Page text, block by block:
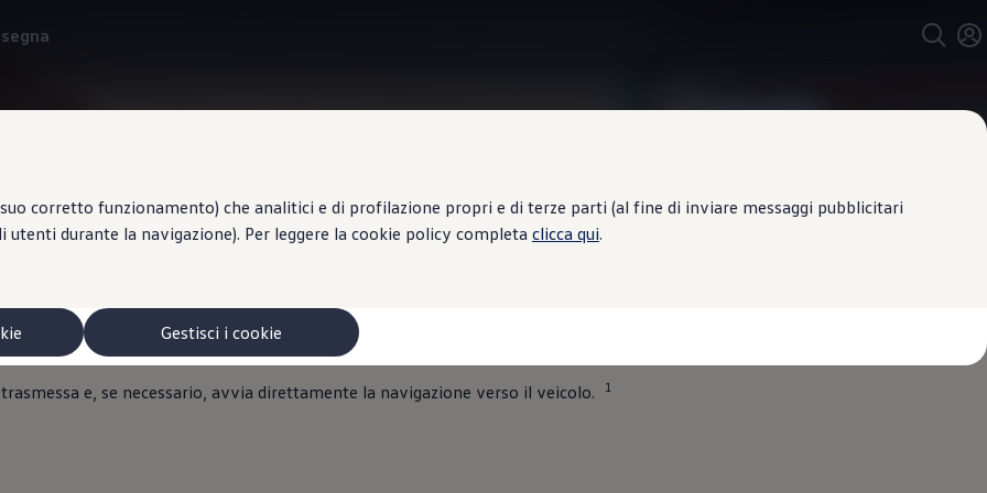
corretto funzionamento) che analitici e di profilazione propri e di terze parti (al fine di inviare messaggi pubblicitari
durante la navigazione). Per leggere la cookie policy completa clicca qui.
Gestisci i cookie
più dove hai parcheggiato, il tuo
sa
e, se necessario, avvia direttamente la navigazione verso il veicolo. 1